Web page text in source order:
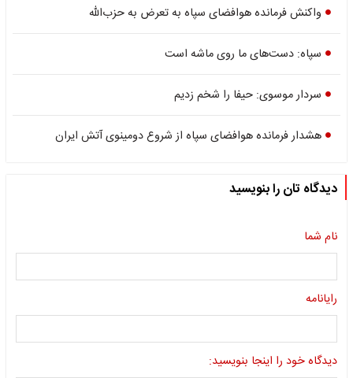
واکنش فرمانده هوافضای سپاه به تعرض به حزب‌الله
سپاه: دست‌های ما روی ماشه است
سردار موسوی: حیفا را شخم زدیم
هشدار فرمانده هوافضای سپاه از شروع دومینوی آتش ایران
دیدگاه تان را بنویسید
نام شما
رایانامه
دیدگاه خود را اینجا بنویسید: